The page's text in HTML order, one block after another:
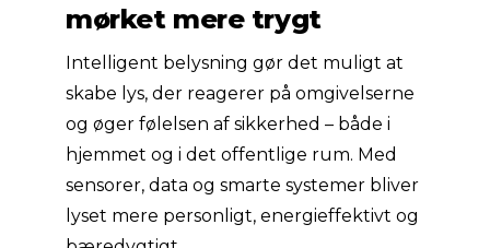
mørket mere trygt
Intelligent belysning gør det muligt at
skabe lys, der reagerer på omgivelserne
og øger følelsen af sikkerhed – både i
hjemmet og i det offentlige rum. Med
sensorer, data og smarte systemer bliver
lyset mere personligt, energieffektivt og